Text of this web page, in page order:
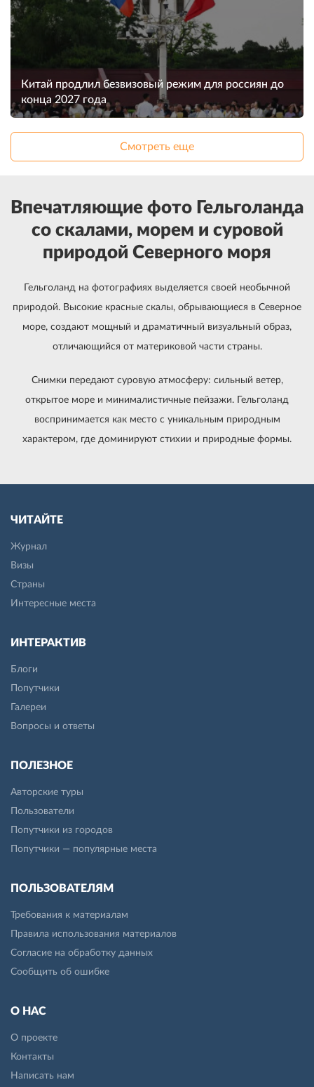
Китай продлил безвизовый режим для россиян до
конца 2027 года
Смотреть еще
Впечатляющие фото Гельголанда
со скалами, морем и суровой
природой Северного моря
Гельголанд на фотографиях выделяется своей необычной
природой. Высокие красные скалы, обрывающиеся в Северное
море, создают мощный и драматичный визуальный образ,
отличающийся от материковой части страны.
Снимки передают суровую атмосферу: сильный ветер,
открытое море и минималистичные пейзажи. Гельголанд
воспринимается как место с уникальным природным
характером, где доминируют стихии и природные формы.
ЧИТАЙТЕ
Журнал
Визы
Страны
Интересные места
ИНТЕРАКТИВ
Блоги
Попутчики
Галереи
Вопросы и ответы
ПОЛЕЗНОЕ
Авторские туры
Пользователи
Попутчики из городов
Попутчики — популярные места
ПОЛЬЗОВАТЕЛЯМ
Требования к материалам
Правила использования материалов
Согласие на обработку данных
Сообщить об ошибке
О НАС
О проекте
Контакты
Написать нам